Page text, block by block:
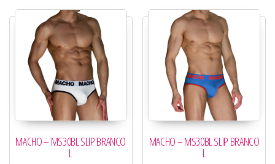
MACHO – MS30BL SLIP BRANCO
L
MACHO – MS30BL SLIP BRANCO
L